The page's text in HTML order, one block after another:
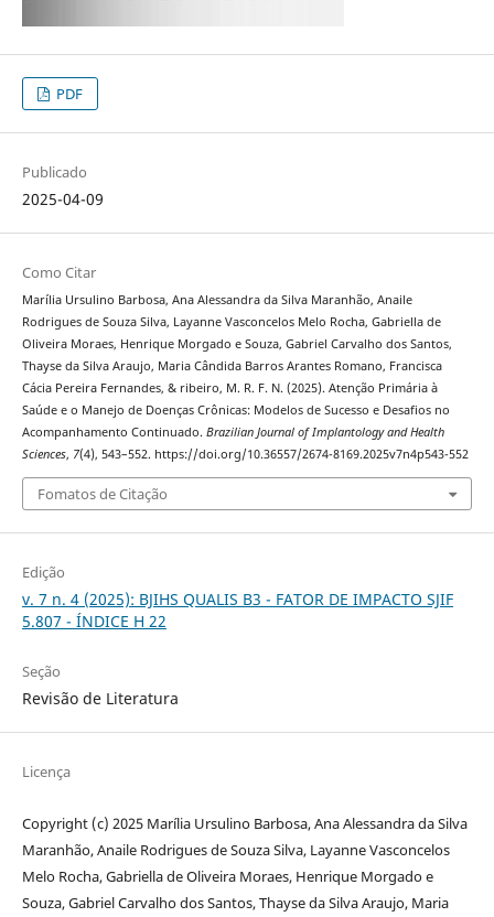
PDF
Publicado
2025-04-09
Como Citar
Marília Ursulino Barbosa, Ana Alessandra da Silva Maranhão, Anaile
Rodrigues de Souza Silva, Layanne Vasconcelos Melo Rocha, Gabriella de
Oliveira Moraes, Henrique Morgado e Souza, Gabriel Carvalho dos Santos,
Thayse da Silva Araujo, Maria Cândida Barros Arantes Romano, Francisca
Cácia Pereira Fernandes, & ribeiro, M. R. F. N. (2025). Atenção Primária à
Saúde e o Manejo de Doenças Crônicas: Modelos de Sucesso e Desafios no
Acompanhamento Continuado. Brazilian Journal of Implantology and Health
Sciences, 7(4), 543–552. https://doi.org/10.36557/2674-8169.2025v7n4p543-552
Fomatos de Citação
Edição
v. 7 n. 4 (2025): BJIHS QUALIS B3 - FATOR DE IMPACTO SJIF
5.807 - ÍNDICE H 22
Seção
Revisão de Literatura
Licença
Copyright (c) 2025 Marília Ursulino Barbosa, Ana Alessandra da Silva
Maranhão, Anaile Rodrigues de Souza Silva, Layanne Vasconcelos
Melo Rocha, Gabriella de Oliveira Moraes, Henrique Morgado e
Souza, Gabriel Carvalho dos Santos, Thayse da Silva Araujo, Maria